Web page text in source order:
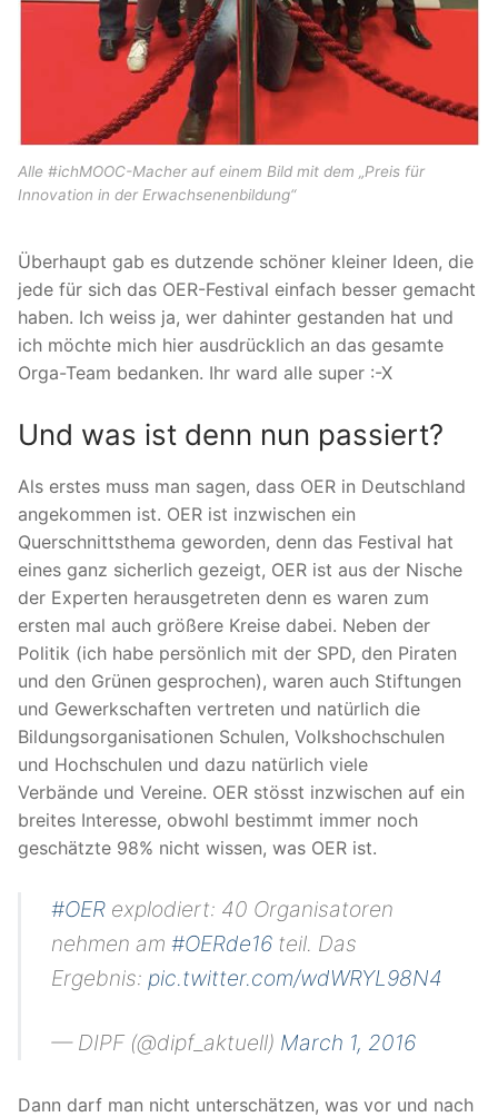
Alle #ichMOOC-Macher auf einem Bild mit dem „Preis für
Innovation in der Erwachsenenbildung“
Überhaupt gab es dutzende schöner kleiner Ideen, die
jede für sich das OER-Festival einfach besser gemacht
haben. Ich weiss ja, wer dahinter gestanden hat und
ich möchte mich hier ausdrücklich an das gesamte
Orga-Team bedanken. Ihr ward alle super :-X
Und was ist denn nun passiert?
Als erstes muss man sagen, dass OER in Deutschland
angekommen ist. OER ist inzwischen ein
Querschnittsthema geworden, denn das Festival hat
eines ganz sicherlich gezeigt, OER ist aus der Nische
der Experten herausgetreten denn es waren zum
ersten mal auch größere Kreise dabei. Neben der
Politik (ich habe persönlich mit der SPD, den Piraten
und den Grünen gesprochen), waren auch Stiftungen
und Gewerkschaften vertreten und natürlich die
Bildungsorganisationen Schulen, Volkshochschulen
und Hochschulen und dazu natürlich viele
Verbände und Vereine. OER stösst inzwischen auf ein
breites Interesse, obwohl bestimmt immer noch
geschätzte 98% nicht wissen, was OER ist.
#OER explodiert: 40 Organisatoren
nehmen am#OERde16 teil. Das
Ergebnis: pic.twitter.com/wdWRYL98N4
— DIPF (@dipf_aktuell) March 1, 2016
Dann darf man nicht unterschätzen, was vor und nach